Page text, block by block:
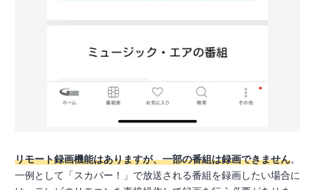
リモート録画機能はありますが、一部の番組は録画できません。
一例として「スカパー！」で放送される番組を録画したい場合に